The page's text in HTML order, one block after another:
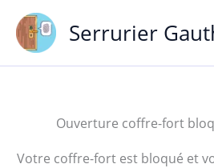
contenu
Serrurier
Ouverture coffre-fort
Votre coffre-fort est bloqué et